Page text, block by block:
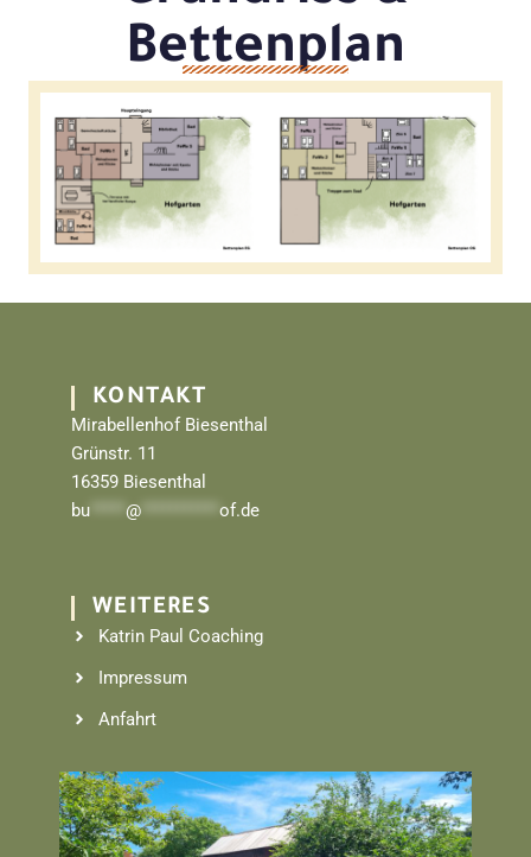
Bettenplan
KONTAKT
Mirabellenhof Biesenthal
Grünstr. 11
16359 Biesenthal
bu
@ of.de
WEITERES
Katrin Paul Coaching
Impressum
Anfahrt